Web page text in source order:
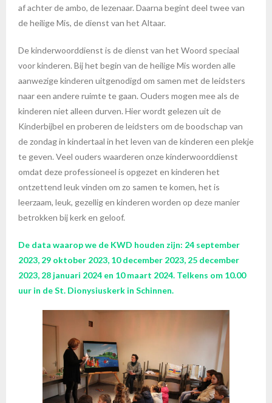
af achter de ambo, de lezenaar. Daarna begint deel twee van
de heilige Mis, de dienst van het Altaar.
De kinderwoorddienst is de dienst van het Woord speciaal
voor kinderen. Bij het begin van de heilige Mis worden alle
aanwezige kinderen uitgenodigd om samen met de leidsters
naar een andere ruimte te gaan. Ouders mogen mee als de
kinderen niet alleen durven. Hier wordt gelezen uit de
Kinderbijbel en proberen de leidsters om de boodschap van
de zondag in kindertaal in het leven van de kinderen een plekje
te geven. Veel ouders waarderen onze kinderwoorddienst
omdat deze professioneel is opgezet en kinderen het
ontzettend leuk vinden om zo samen te komen, het is
leerzaam, leuk, gezellig en kinderen worden op deze manier
betrokken bij kerk en geloof.
De data waarop we de KWD houden zijn: 24 september
2023, 29 oktober 2023, 10 december 2023, 25 december
2023, 28 januari 2024 en 10 maart 2024. Telkens om 10.00
uur in de St. Dionysiuskerk in Schinnen.